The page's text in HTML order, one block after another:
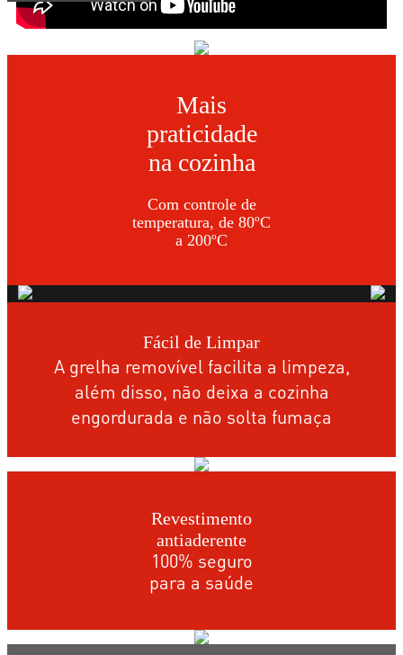
Mais
praticidade
na cozinha
Com controle de
temperatura, de 80ºC
a 200ºC
Fácil de Limpar
A grelha removível facilita a limpeza,
além disso, não deixa a cozinha
engordurada e não solta fumaça
Revestimento
antiaderente
100% seguro
para a saúde